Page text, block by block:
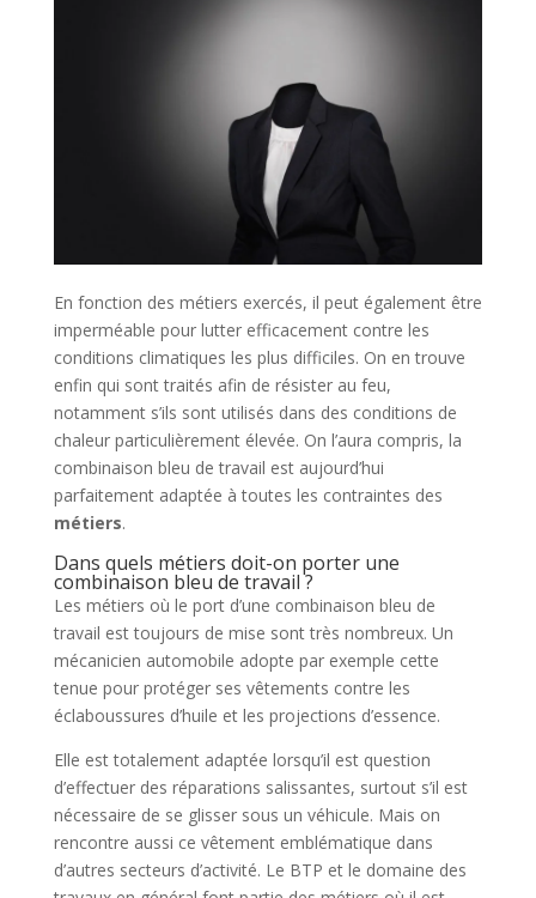
En fonction des métiers exercés, il peut également être
imperméable pour lutter efficacement contre les
conditions climatiques les plus difficiles. On en trouve
enfin qui sont traités afin de résister au feu,
notamment s’ils sont utilisés dans des conditions de
chaleur particulièrement élevée. On l’aura compris, la
combinaison bleu de travail est aujourd’hui
parfaitement adaptée à toutes les contraintes des
métiers.
Dans quels métiers doit-on porter une
combinaison bleu de travail ?
Les métiers où le port d’une combinaison bleu de
travail est toujours de mise sont très nombreux. Un
mécanicien automobile adopte par exemple cette
tenue pour protéger ses vêtements contre les
éclaboussures d’huile et les projections d’essence.
Elle est totalement adaptée lorsqu’il est question
d’effectuer des réparations salissantes, surtout s’il est
nécessaire de se glisser sous un véhicule. Mais on
rencontre aussi ce vêtement emblématique dans
d’autres secteurs d’activité. Le BTP et le domaine des